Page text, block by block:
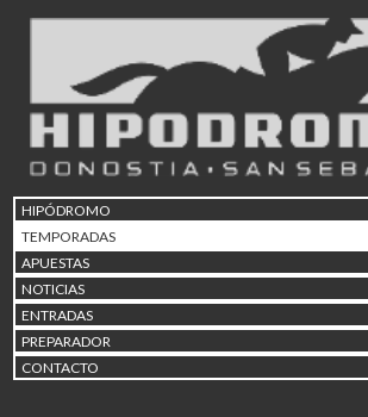
HIPÓDROMO
TEMPORADAS
APUESTAS
NOTICIAS
ENTRADAS
PREPARADOR
CONTACTO